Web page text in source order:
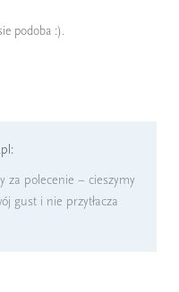
podoba :).
za polecenie – cieszymy
gust i nie przytłacza